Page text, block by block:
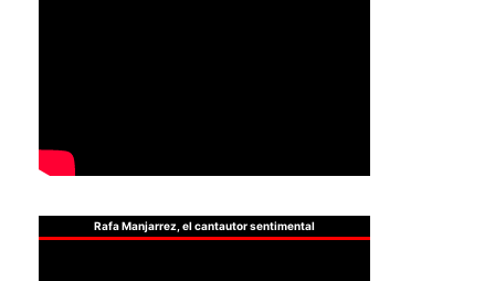
Rafa Manjarrez, el cantautor sentimental